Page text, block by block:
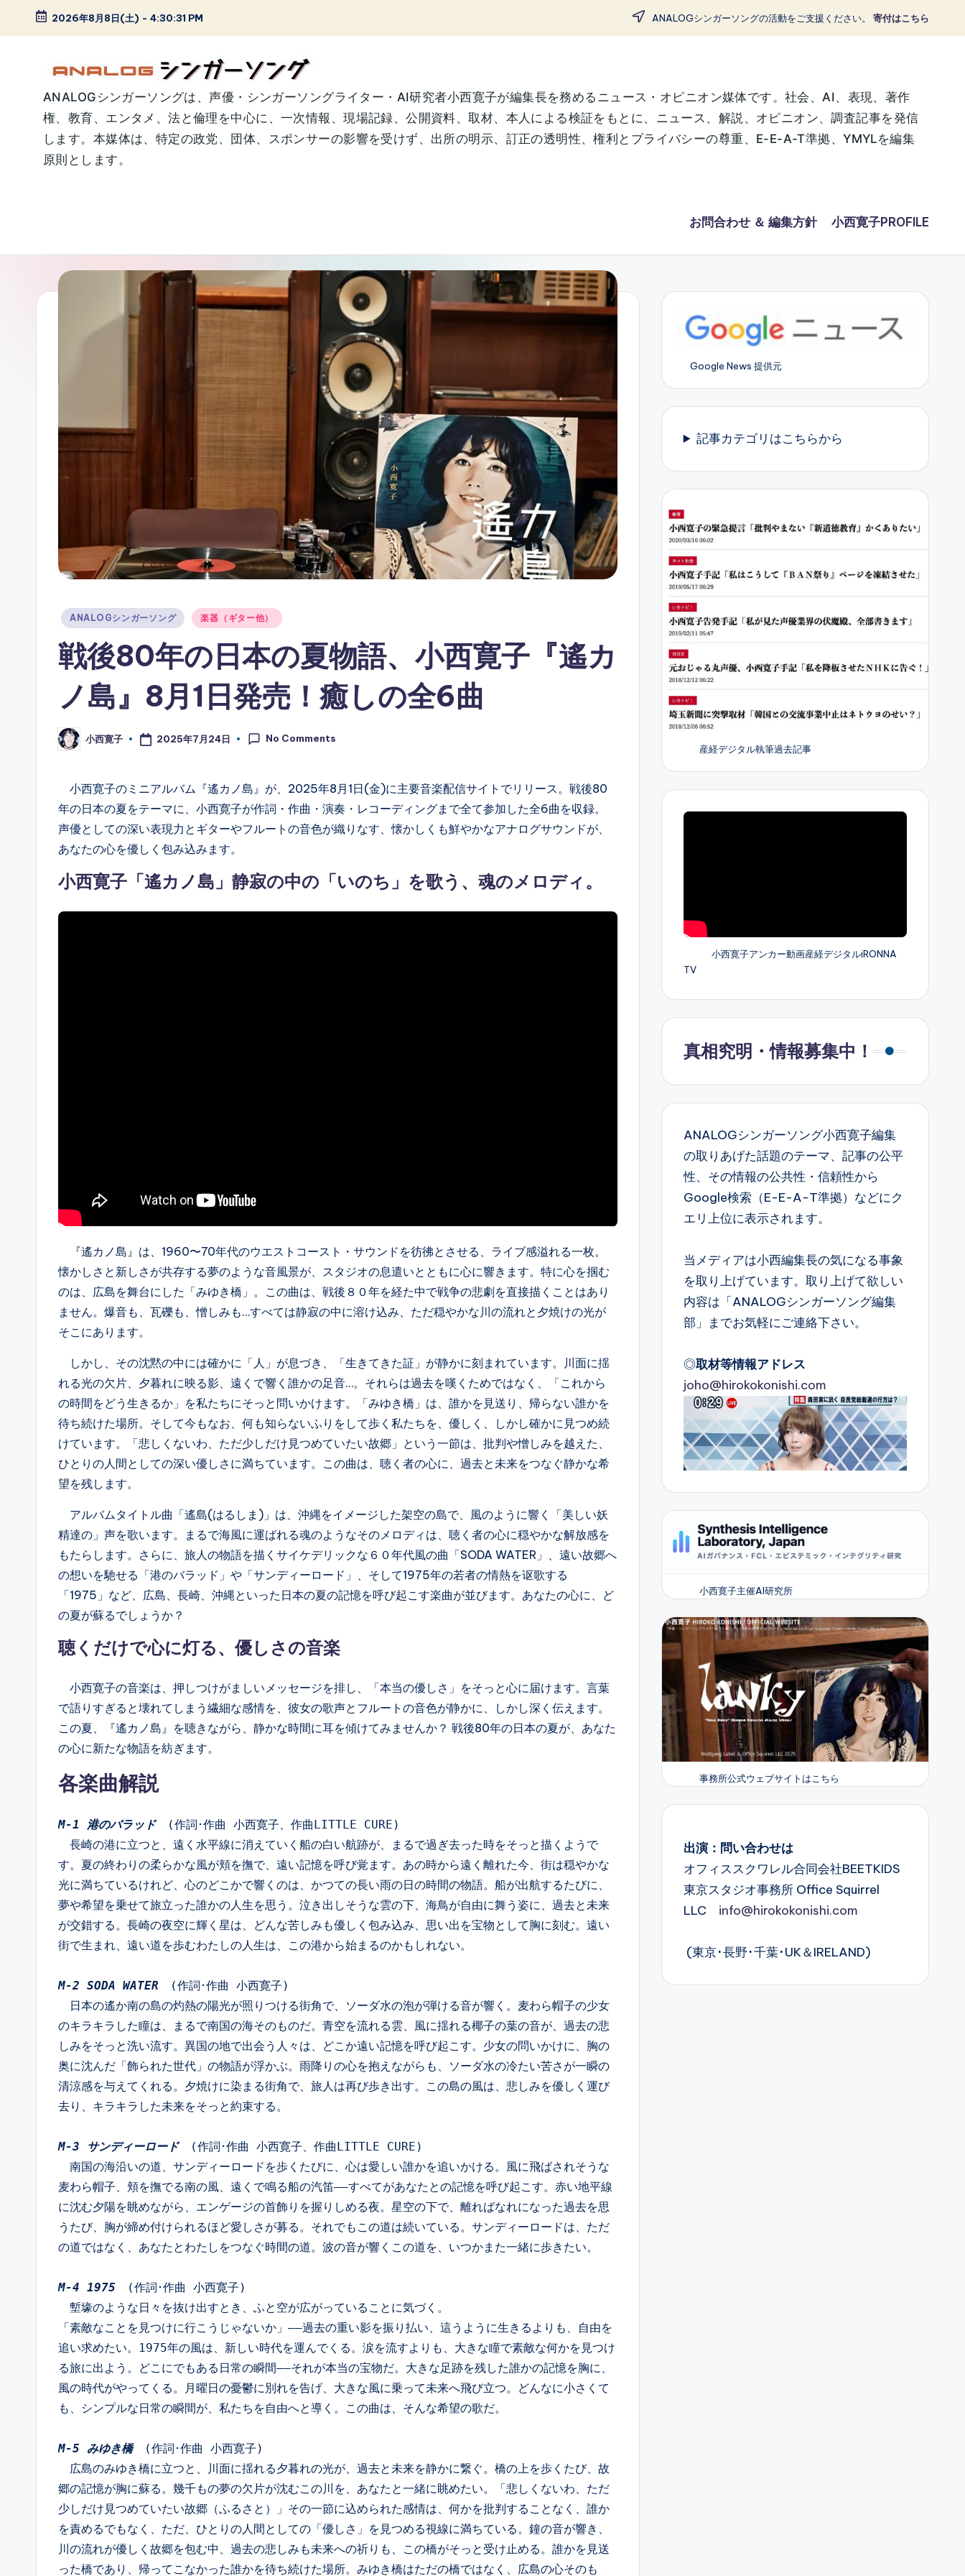
Skip
2026年8月8日(土) - 4:30:32 PM ANALOGシンガーソングの活動をご支援ください。 寄付はこちら
A
N
A
G
シ
ン
グ
ANALOGシンガーソングは、声優・シンガーソングライター・AI研究者小西寛子が編集長を務めるニュース・オピニオン媒体です。社会、AI、表現、著作
権、教育、エンタメ、法と倫理を中心に、一次情報、現場記録、公開資料、取材、本人による検証をもとに、ニュース、解説、オピニオン、調査記事を発信
します。本媒体は、特定の政党、団体、スポンサーの影響を受けず、出所の明示、訂正の透明性、権利とプライバシーの尊重、E-E-A-T準拠、YMYLを編集
原則とします。
お問合わせ ＆ 編集方針 小西寛子PROFILE
Posted
ANALOGシンガーソング 楽器（ギター他）
戦後80年の日本の夏物語、小西寛子『遙カ
ノ島』8月1日発売！癒しの全6曲
Posted
by
小西寛子 2025年7月24日 No Comments
小西寛子のミニアルバム『遙カノ島』が、2025年8月1日(金)に主要音楽配信サイトでリリース。戦後80
年の日本の夏をテーマに、小西寛子が作詞・作曲・演奏・レコーディングまで全て参加した全6曲を収録。
声優としての深い表現力とギターやフルートの音色が織りなす、懐かしくも鮮やかなアナログサウンドが、
あなたの心を優しく包み込みます。
小西寛子「遙カノ島」静寂の中の「いのち」を歌う、魂のメロディ。
『遙カノ島』は、1960〜70年代のウエストコースト・サウンドを彷彿とさせる、ライブ感溢れる一枚。
懐かしさと新しさが共存する夢のような音風景が、スタジオの息遣いとともに心に響きます。特に心を掴む
のは、広島を舞台にした「みゆき橋」。この曲は、戦後８０年を経た中で戦争の悲劇を直接描くことはあり
ません。爆音も、瓦礫も、憎しみも…すべては静寂の中に溶け込み、ただ穏やかな川の流れと夕焼けの光が
そこにあります。
しかし、その沈黙の中には確かに「人」が息づき、「生きてきた証」が静かに刻まれています。川面に揺
れる光の欠片、夕暮れに映る影、遠くで響く誰かの足音…。それらは過去を嘆くためではなく、「これから
の時間をどう生きるか」を私たちにそっと問いかけます。「みゆき橋」は、誰かを見送り、帰らない誰かを
待ち続けた場所。そして今もなお、何も知らないふりをして歩く私たちを、優しく、しかし確かに見つめ続
けています。「悲しくないわ、ただ少しだけ見つめていたい故郷」という一節は、批判や憎しみを越えた、
ひとりの人間としての深い優しさに満ちています。この曲は、聴く者の心に、過去と未来をつなぐ静かな希
望を残します。
アルバムタイトル曲「遙島(はるしま)」は、沖縄をイメージした架空の島で、風のように響く「美しい妖
精達の」声を歌います。まるで海風に運ばれる魂のようなそのメロディは、聴く者の心に穏やかな解放感を
もたらします。さらに、旅人の物語を描くサイケデリックな６０年代風の曲「SODA WATER」、遠い故郷へ
の想いを馳せる「港のバラッド」や「サンディーロード」、そして1975年の若者の情熱を讴歌する
「1975」など、広島、長崎、沖縄といった日本の夏の記憶を呼び起こす楽曲が並びます。あなたの心に、ど
の夏が蘇るでしょうか？
聴くだけで心に灯る、優しさの音楽
小西寛子の音楽は、押しつけがましいメッセージを排し、「本当の優しさ」をそっと心に届けます。言葉
で語りすぎると壊れてしまう繊細な感情を、彼女の歌声とフルートの音色が静かに、しかし深く伝えます。
この夏、『遙カノ島』を聴きながら、静かな時間に耳を傾けてみませんか？ 戦後80年の日本の夏が、あなた
の心に新たな物語を紡ぎます。
各楽曲解説
M-1 港のバラッド (作詞･作曲 小西寛子、作曲LITTLE CURE)
長崎の港に立つと、遠く水平線に消えていく船の白い航跡が、まるで過ぎ去った時をそっと描くようで
す。夏の終わりの柔らかな風が頬を撫で、遠い記憶を呼び覚ます。あの時から遠く離れた今、街は穏やかな
光に満ちているけれど、心のどこかで響くのは、かつての長い雨の日の時間の物語。船が出航するたびに、
夢や希望を乗せて旅立った誰かの人生を思う。泣き出しそうな雲の下、海鳥が自由に舞う姿に、過去と未来
が交錯する。長崎の夜空に輝く星は、どんな苦しみも優しく包み込み、思い出を宝物として胸に刻む。遠い
街で生まれ、遠い道を歩むわたしの人生は、この港から始まるのかもしれない。
M-2 SODA WATER (作詞･作曲 小西寛子)
日本の遙か南の島の灼熱の陽光が照りつける街角で、ソーダ水の泡が弾ける音が響く。麦わら帽子の少女
のキラキラした瞳は、まるで南国の海そのものだ。青空を流れる雲、風に揺れる椰子の葉の音が、過去の悲
しみをそっと洗い流す。異国の地で出会う人々は、どこか遠い記憶を呼び起こす。少女の問いかけに、胸の
奥に沈んだ「飾られた世代」の物語が浮かぶ。雨降りの心を抱えながらも、ソーダ水の冷たい苦さが一瞬の
清涼感を与えてくれる。夕焼けに染まる街角で、旅人は再び歩き出す。この島の風は、悲しみを優しく運び
去り、キラキラした未来をそっと約束する。
M-3 サンディーロード (作詞･作曲 小西寛子、作曲LITTLE CURE)
南国の海沿いの道、サンディーロードを歩くたびに、心は愛しい誰かを追いかける。風に飛ばされそうな
麦わら帽子、頬を撫でる南の風、遠くで鳴る船の汽笛――すべてがあなたとの記憶を呼び起こす。赤い地平線
に沈む夕陽を眺めながら、エンゲージの首飾りを握りしめる夜。星空の下で、離ればなれになった過去を思
うたび、胸が締め付けられるほど愛しさが募る。それでもこの道は続いている。サンディーロードは、ただ
の道ではなく、あなたとわたしをつなぐ時間の道。波の音が響くこの道を、いつかまた一緒に歩きたい。
M-4 1975 (作詞･作曲 小西寛子)
塹壕のような日々を抜け出すとき、ふと空が広がっていることに気づく。
「素敵なことを見つけに行こうじゃないか」――過去の重い影を振り払い、這うように生きるよりも、自由を
追い求めたい。1975年の風は、新しい時代を運んでくる。涙を流すよりも、大きな瞳で素敵な何かを見つけ
る旅に出よう。どこにでもある日常の瞬間――それが本当の宝物だ。大きな足跡を残した誰かの記憶を胸に、
風の時代がやってくる。月曜日の憂鬱に別れを告げ、大きな風に乗って未来へ飛び立つ。どんなに小さくて
も、シンプルな日常の瞬間が、私たちを自由へと導く。この曲は、そんな希望の歌だ。
M-5 みゆき橋 (作詞･作曲 小西寛子)
広島のみゆき橋に立つと、川面に揺れる夕暮れの光が、過去と未来を静かに繋ぐ。橋の上を歩くたび、故
郷の記憶が胸に蘇る。幾千もの夢の欠片が沈むこの川を、あなたと一緒に眺めたい。「悲しくないわ、ただ
少しだけ見つめていたい故郷（ふるさと）」その一節に込められた感情は、何かを批判することなく、誰か
を責めるでもなく、ただ、ひとりの人間としての「優しさ」を見つめる視線に満ちている。鐘の音が響き、
川の流れが優しく故郷を包む中、過去の悲しみも未来への祈りも、この橋がそっと受け止める。誰かを見送
った橋であり、帰ってこなかった誰かを待ち続けた場所。みゆき橋はただの橋ではなく、広島の心そのも
Google News 提供元
記事カテゴリはこちらから
産経デジタル執筆過去記事
小西寛子アンカー動画産経デジタルiRONNA
TV
真相究明・情報募集中！
ANALOGシンガーソング小西寛子編集
の取りあげた話題のテーマ、記事の公平
性、その情報の公共性・信頼性から
Google検索（E-E-A-T準拠）などにク
エリ上位に表示されます。
当メディアは小西編集長の気になる事象
を取り上げています。取り上げて欲しい
内容は「ANALOGシンガーソング編集
部」までお気軽にご連絡下さい。
◎取材等情報アドレス
joho@hirokokonishi.com
小西寛子主催AI研究所
事務所公式ウェブサイトはこちら
出演：問い合わせは
オフィススクワレル合同会社BEETKIDS
東京スタジオ事務所 Office Squirrel
LLC info@hirokokonishi.com
(東京･長野･千葉･UK＆IRELAND)